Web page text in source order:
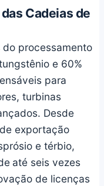
Cadeias de
processamento
e 60%
para
turbinas
Desde
exportação
e térbio,
até seis vezes
de licenças